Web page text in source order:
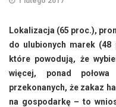
Lokalizacja (65 proc.),
do ulubionych marek
które powodują, że
więcej, ponad
przekonanych, że zakaz
na gospodarkę – to